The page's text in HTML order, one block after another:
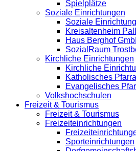
Spielplätze
Soziale Einrichtungen
Soziale
Kreisaltenheim
Haus Berghof
SozialRaum
Kirchliche Einrichtungen
Kirchliche
Katholisches
Evangelisches
Volkshochschulen
Freizeit & Tourismus
Freizeit & Tourismus
Freizeiteinrichtungen
Sporteinrichtungen